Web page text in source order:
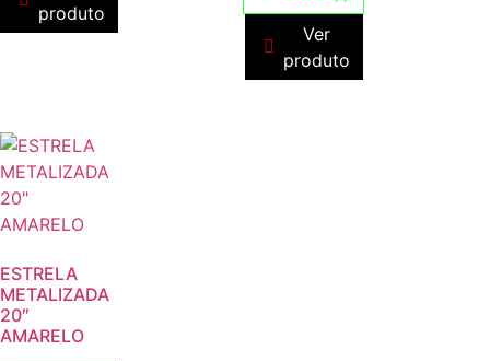
produto
Ver
produto
ESTRELA
METALIZADA
20″
AMARELO